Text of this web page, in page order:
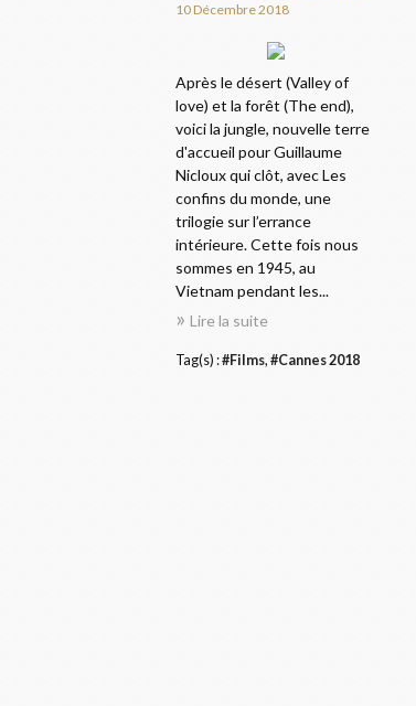
10 Décembre 2018
Après le désert (Valley of
love) et la forêt (The end),
voici la jungle, nouvelle terre
d'accueil pour Guillaume
Nicloux qui clôt, avec Les
confins du monde, une
trilogie sur l’errance
intérieure. Cette fois nous
sommes en 1945, au
Vietnam pendant les...
Lire la suite
Tag(s) :#Films, #Cannes 2018